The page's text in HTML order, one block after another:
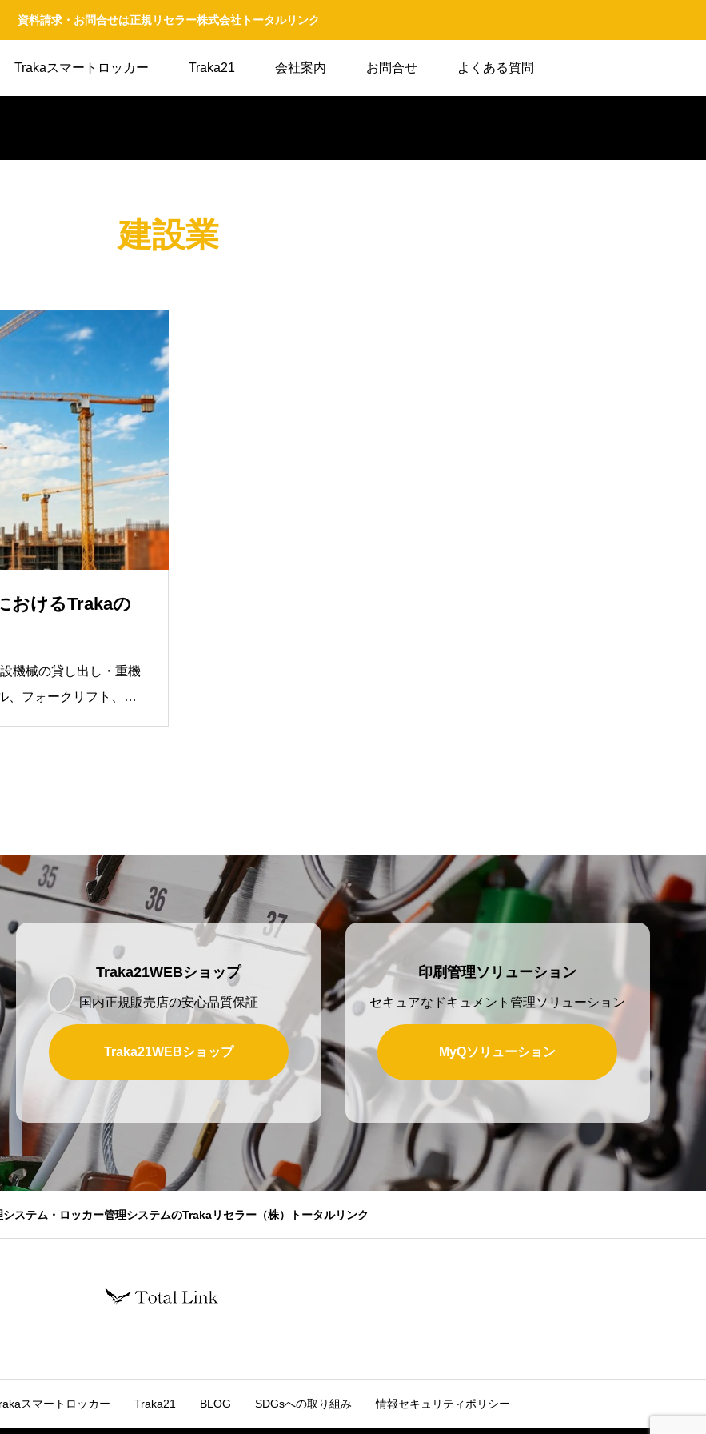
資料請求・お問合せは正規リセラー株式会社トータルリンク
Trakaスマートロッカー Traka21 会社案内 お問合せ よくある質問
建設業
おけるTrakaの
Traka21WEBショップ
国内正規販売店の安心品質保証
Traka21WEBショップ
印刷管理ソリューション
セキュアなドキュメント管理ソリューション
MyQソリューション
システム・ロッカー管理システムのTrakaリセラー（株）トータルリンク
スマートロッカー Traka21 BLOG SDGsへの取り組み 情報セキュリティポリシー